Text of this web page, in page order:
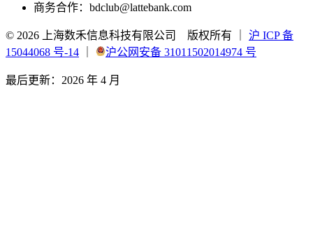
商务合作： bdclub@lattebank.com
© 2026 上海数禾信息科技有限公司 版权所有
沪 ICP 备
15044068 号-14
沪公网安备 31011502014974 号
最后更新： 2026 年 4 月